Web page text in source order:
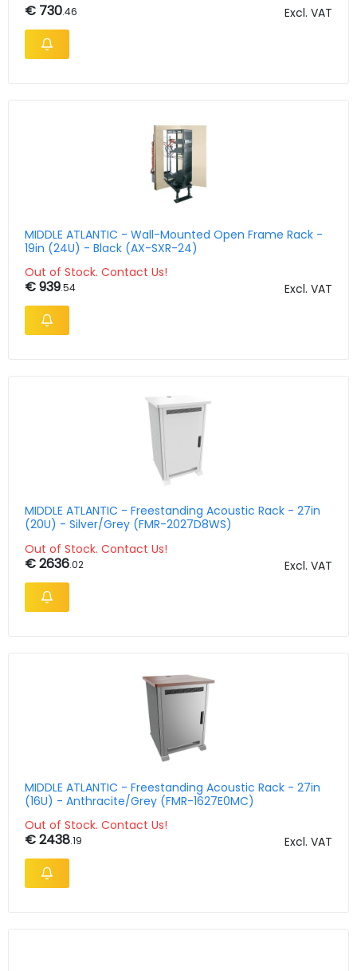
€ 730.46 Excl. VAT
MIDDLE ATLANTIC - Wall-Mounted Open Frame Rack -
19in (24U) - Black (AX-SXR-24)
Out of Stock. Contact Us!
€ 939.54 Excl. VAT
MIDDLE ATLANTIC - Freestanding Acoustic Rack - 27in
(20U) - Silver/Grey (FMR-2027D8WS)
Out of Stock. Contact Us!
€ 2636.02 Excl. VAT
MIDDLE ATLANTIC - Freestanding Acoustic Rack - 27in
(16U) - Anthracite/Grey (FMR-1627E0MC)
Out of Stock. Contact Us!
€ 2438.19 Excl. VAT